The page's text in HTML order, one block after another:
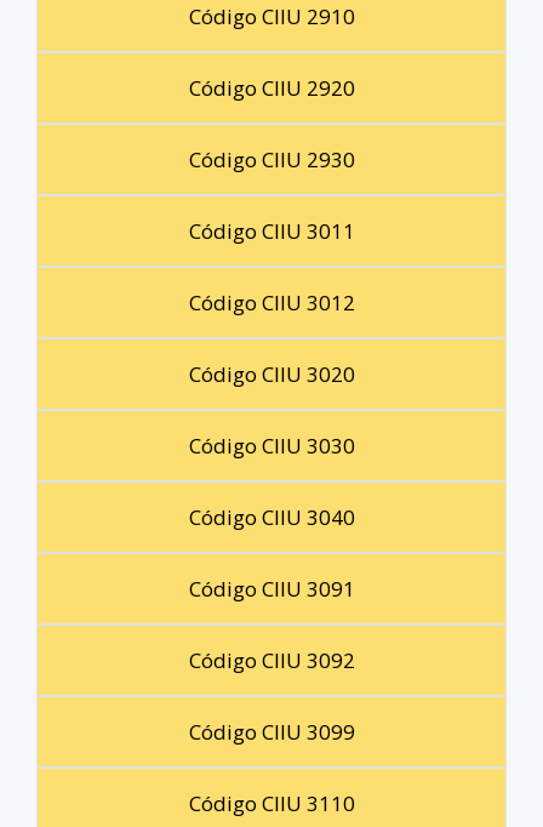
Código CIIU 2910
Código CIIU 2920
Código CIIU 2930
Código CIIU 3011
Código CIIU 3012
Código CIIU 3020
Código CIIU 3030
Código CIIU 3040
Código CIIU 3091
Código CIIU 3092
Código CIIU 3099
Código CIIU 3110